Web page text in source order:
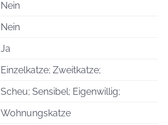
Nein
Nein
Ja
Einzelkatze; Zweitkatze;
Scheu; Sensibel; Eigenwillig;
Wohnungskatze